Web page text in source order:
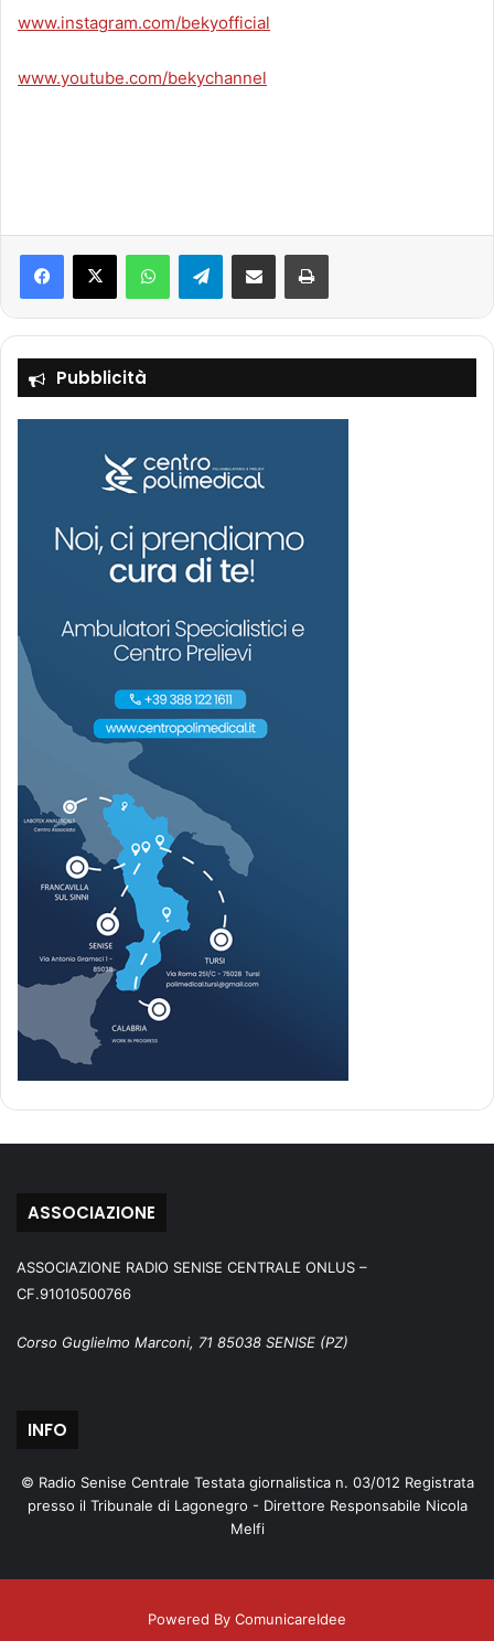
www.instagram.com/bekyofficial
www.youtube.com/bekychannel
Telegram
Pubblicità
ASSOCIAZIONE
ASSOCIAZIONE RADIO SENISE CENTRALE ONLUS –
CF.91010500766
Corso Guglielmo Marconi, 71 85038 SENISE (PZ)
INFO
© Radio Senise Centrale Testata giornalistica n. 03/012 Registrata
presso il Tribunale di Lagonegro - Direttore Responsabile Nicola
Melfi
Powered By ComunicareIdee